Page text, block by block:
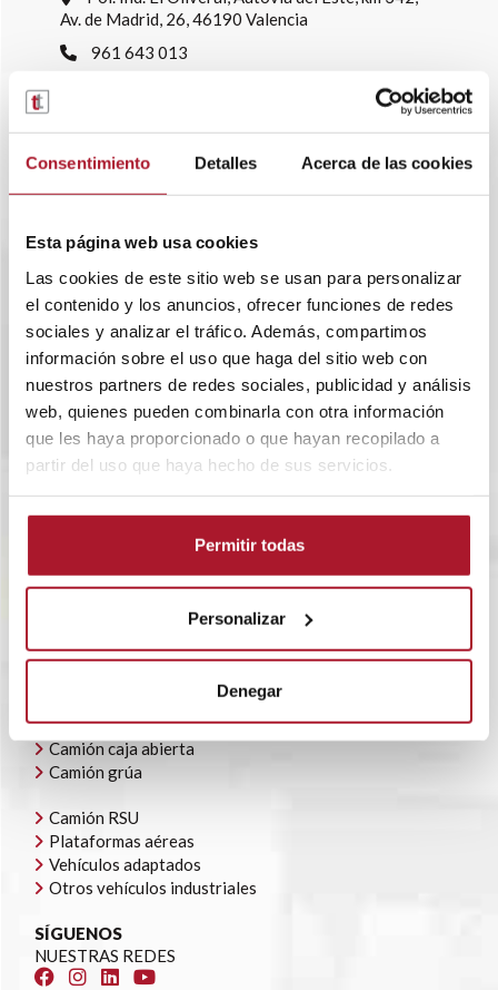
Consentimiento Detalles Acerca de las cookies
Esta página web usa cookies
Las cookies de este sitio web se usan para personalizar
el contenido y los anuncios, ofrecer funciones de redes
sociales y analizar el tráfico. Además, compartimos
información sobre el uso que haga del sitio web con
nuestros partners de redes sociales, publicidad y análisis
web, quienes pueden combinarla con otra información
que les haya proporcionado o que hayan recopilado a
partir del uso que haya hecho de sus servicios.
Permitir todas
Personalizar
Denegar
Av. de Madrid, 26, 46190 Valencia
961 643 013
Ver delegaciones
Trabaja con nosotros
SOBRE TRANSTEL
RENTING FLEXIBLE
CONTACTO
OFERTAS DE EMPLEO
Todoterrenos y furgonetas
Camión caja cerrada
Camión caja abierta
Camión grúa
Camión RSU
Plataformas aéreas
Vehículos adaptados
Otros vehículos industriales
SÍGUENOS
NUESTRAS REDES